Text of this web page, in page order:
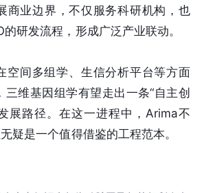
商业边界，不仅服务科研机构，也
研发流程，形成广泛产业联动。
空间多组学、生信分析平台等方面
三维基因组学有望走出一条“自主创
展路径。在这一进程中，Arima不
疑是一个值得借鉴的工程范本。